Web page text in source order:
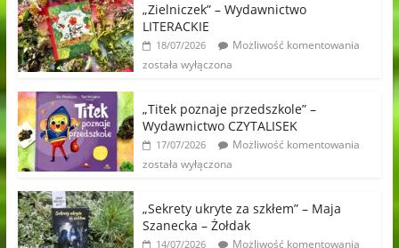
„Zielniczek” – Wydawnictwo
LITERACKIE
18/07/2026
Możliwość komentowania
została wyłączona
„Titek poznaje przedszkole” –
Wydawnictwo CZYTALISEK
17/07/2026
Możliwość komentowania
została wyłączona
„Sekrety ukryte za szkłem” – Maja
Szanecka – Żołdak
14/07/2026
Możliwość komentowania